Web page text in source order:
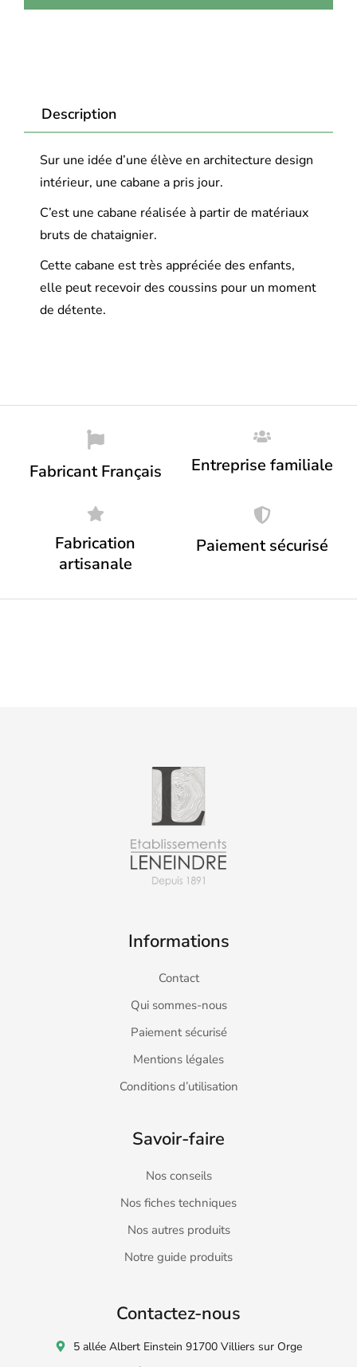
Description
Sur une idée d’une élève en architecture design
intérieur, une cabane a pris jour.
C’est une cabane réalisée à partir de matériaux
bruts de chataignier.
Cette cabane est très appréciée des enfants,
elle peut recevoir des coussins pour un moment
de détente.
Fabricant Français Entreprise familiale
Fabrication
artisanale
Paiement sécurisé
Informations
Contact
Qui sommes-nous
Paiement sécurisé
Mentions légales
Conditions d’utilisation
Savoir-faire
Nos conseils
Nos fiches techniques
Nos autres produits
Notre guide produits
Contactez-nous
5 allée Albert Einstein 91700 Villiers sur Orge